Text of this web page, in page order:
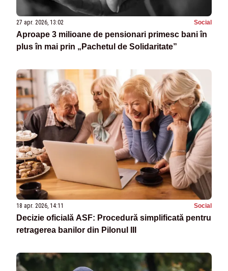
27 apr. 2026, 13:02 Social
Aproape 3 milioane de pensionari primesc bani în
plus în mai prin „Pachetul de Solidaritate”
18 apr. 2026, 14:11 Social
Decizie oficială ASF: Procedură simplificată pentru
retragerea banilor din Pilonul III